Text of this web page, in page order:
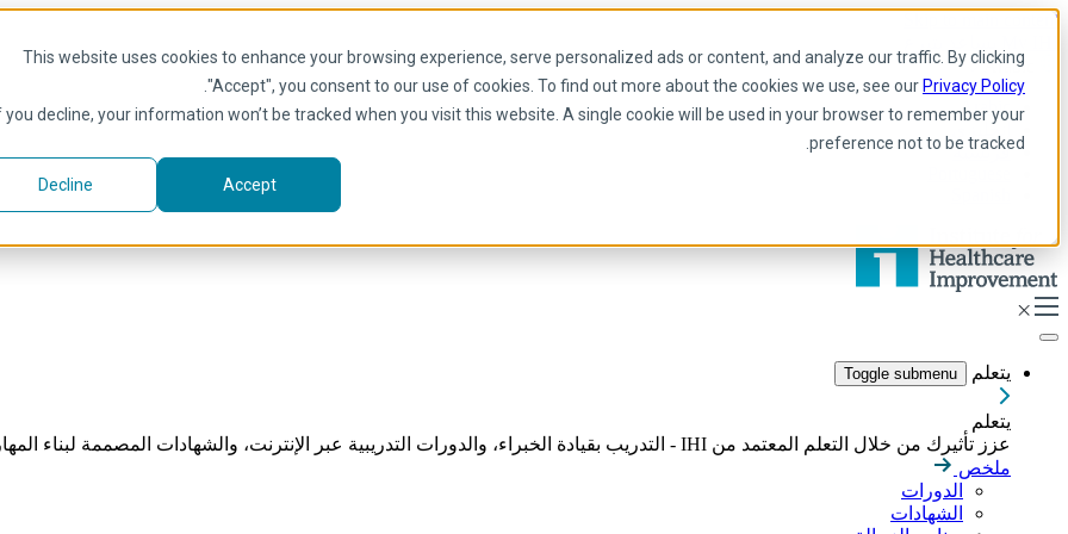
This website uses cookies to enhance your browsing experience, serve personalized ads or content, and analyze our traffic. By clicking
"Accept", you consent to our use of cookies. To find out more about the cookies we use, see our Privacy Policy
you decline, your information won’t be tracked when you visit this website. A single cookie will be used in your browser to remember your
preference not to be tracked.
Accept
Decline
Skip to main content
Arabic
Arabic
إنجليزي
فرنسية
يتعلم Toggle submenu
يتعلم
عزز تأثيرك من خلال التعلم المعتمد من IHI - التدريب بقيادة الخبراء، والدورات التدريبية عبر الإنترنت، والشهادات المصممة لبناء المهارات اللازمة لقيادة تحسين الرعاية الصحية بشكل هادف.
ملخص
الدورات
الشهادات